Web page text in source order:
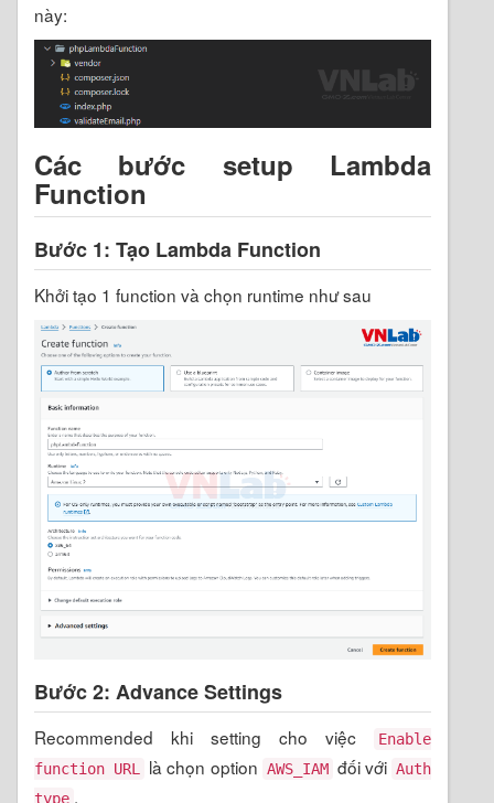
này:
Các bước setup Lambda
Function
Bước 1: Tạo Lambda Function
Khởi tạo 1 function và chọn runtime như sau
Bước 2: Advance Settings
Recommended khi setting cho việc
Enable
function URL là chọn option AWS_IAM đối với Auth
type .